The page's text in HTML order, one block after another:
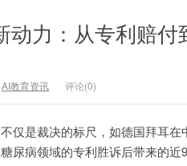
动力：从专利赔
AI教育资讯 评论(0)
仅是裁决的标尺，如德国拜耳
尿病领域的专利胜诉后带来的